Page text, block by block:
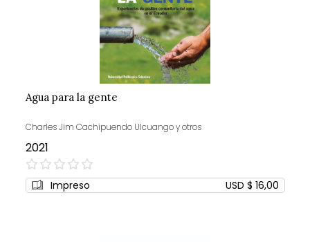
Agua para la gente
Charles Jim Cachipuendo Ulcuango y otros
2021
0%
Impreso USD $ 16,00